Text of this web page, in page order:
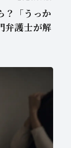
？「うっか
弁護士が解